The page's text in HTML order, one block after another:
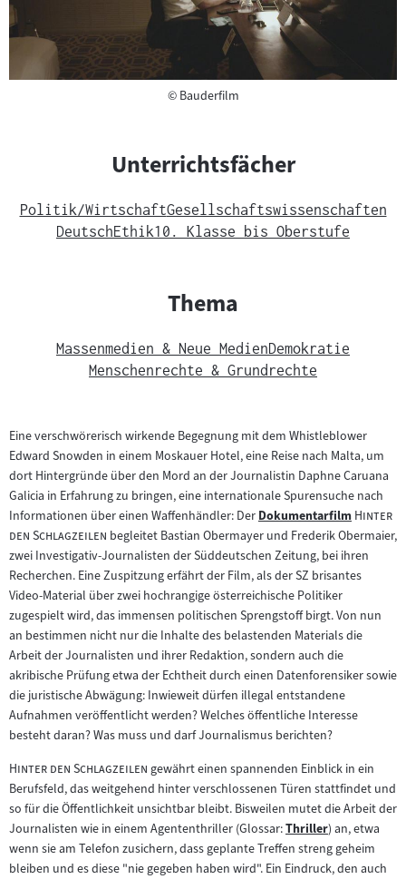
©Copyright
Bauderfilm
Unterrichtsfächer
Politik/WirtschaftGesellschaftswissenschaften
DeutschEthik10. Klasse bis Oberstufe
Thema
Massenmedien & Neue MedienDemokratie
Menschenrechte & Grundrechte
Eine verschwörerisch wirkende Begegnung mit dem Whistleblower
Edward Snowden in einem Moskauer Hotel, eine Reise nach Malta, um
dort Hintergründe über den Mord an der Journalistin Daphne Caruana
Galicia in Erfahrung zu bringen, eine internationale Spurensuche nach
Informationen über einen Waffenhändler: DerZum
Inhalt:
Dokumentarfilm "Hinter
den Schlagzeilen "begleitet Bastian Obermayer und Frederik Obermaier,
zwei Investigativ-Journalisten der Süddeutschen Zeitung, bei ihren
Recherchen. Eine Zuspitzung erfährt der Film, als der SZ brisantes
Video-Material über zwei hochrangige österreichische Politiker
zugespielt wird, das immensen politischen Sprengstoff birgt. Von nun
an bestimmen nicht nur die Inhalte des belastenden Materials die
Arbeit der Journalisten und ihrer Redaktion, sondern auch die
akribische Prüfung etwa der Echtheit durch einen Datenforensiker sowie
die juristische Abwägung: Inwieweit dürfen illegal entstandene
Aufnahmen veröffentlicht werden? Welches öffentliche Interesse
besteht daran? Was muss und darf Journalismus berichten?
"Hinter den Schlagzeilen "gewährt einen spannenden Einblick in ein
Berufsfeld, das weitgehend hinter verschlossenen Türen stattfindet und
so für die Öffentlichkeit unsichtbar bleibt. Bisweilen mutet die Arbeit der
Journalisten wie in einem Agententhriller (Glossar:Zum
Inhalt:
Thriller) an, etwa
wenn sie am Telefon zusichern, dass geplante Treffen streng geheim
bleiben und es diese "nie gegeben haben wird". Ein Eindruck, den auch